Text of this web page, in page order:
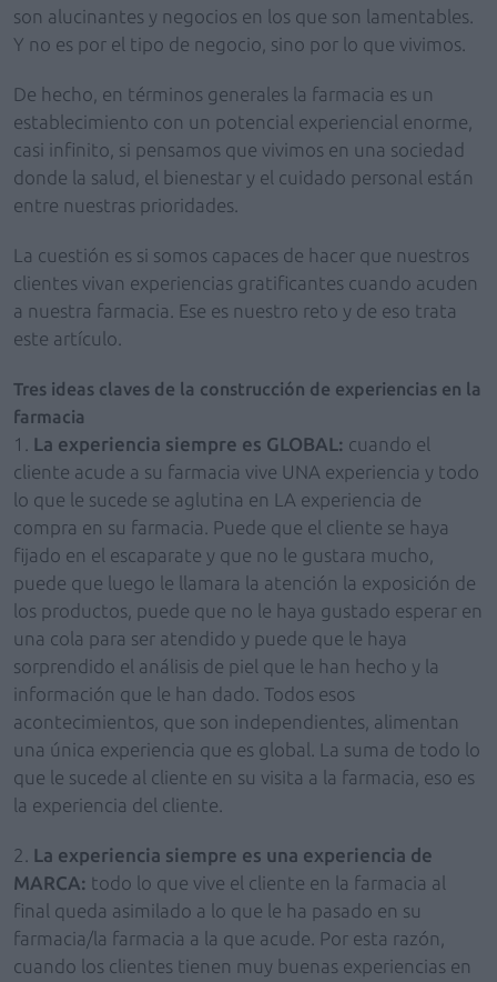
son alucinantes y negocios en los que son lamentables.
Y no es por el tipo de negocio, sino por lo que vivimos.
De hecho, en términos generales la farmacia es un
establecimiento con un potencial experiencial enorme,
casi infinito, si pensamos que vivimos en una sociedad
donde la salud, el bienestar y el cuidado personal están
entre nuestras prioridades.
La cuestión es si somos capaces de hacer que nuestros
clientes vivan experiencias gratificantes cuando acuden
a nuestra farmacia. Ese es nuestro reto y de eso trata
este artículo.
Tres ideas claves de la construcción de experiencias en la
farmacia
1. La experiencia siempre es GLOBAL: cuando el
cliente acude a su farmacia vive UNA experiencia y todo
lo que le sucede se aglutina en LA experiencia de
compra en su farmacia. Puede que el cliente se haya
fijado en el escaparate y que no le gustara mucho,
puede que luego le llamara la atención la exposición de
los productos, puede que no le haya gustado esperar en
una cola para ser atendido y puede que le haya
sorprendido el análisis de piel que le han hecho y la
información que le han dado. Todos esos
acontecimientos, que son independientes, alimentan
una única experiencia que es global. La suma de todo lo
que le sucede al cliente en su visita a la farmacia, eso es
la experiencia del cliente.
2. La experiencia siempre es una experiencia de
MARCA: todo lo que vive el cliente en la farmacia al
final queda asimilado a lo que le ha pasado en su
farmacia/la farmacia a la que acude. Por esta razón,
cuando los clientes tienen muy buenas experiencias en